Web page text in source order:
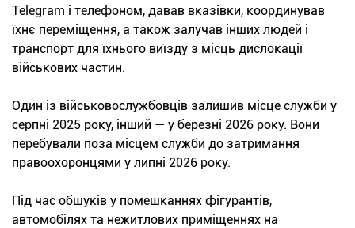
Telegram і телефоном, давав вказівки, координував
їхнє переміщення, а також залучав інших людей і
транспорт для їхнього виїзду з місць дислокації
військових частин.
Один із військовослужбовців залишив місце служби у
серпні 2025 року, інший — у березні 2026 року. Вони
перебували поза місцем служби до затримання
правоохоронцями у липні 2026 року.
Під час обшуків у помешканнях фігурантів,
автомобілях та нежитлових приміщеннях на